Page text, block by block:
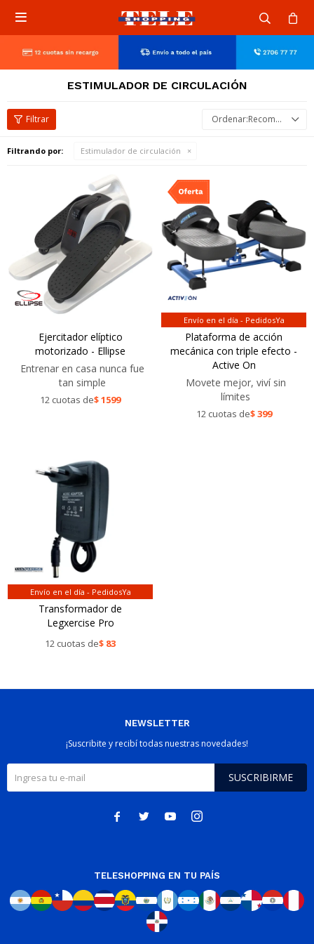

ESTIMULADOR DE CIRCULACIÓN
Recomendados
Filtrando por: Estimulador de circulación
Ejercitador elíptico
motorizado - Ellipse
Entrenar en casa nunca fue
tan simple
12 cuotas de$1599
Envío en el día - PedidosYa
Plataforma de acción
mecánica con triple efecto -
Active On
Movete mejor, viví sin
límites
12 cuotas de$399
Envío en el día - PedidosYa
Transformador de
Legxercise Pro
12 cuotas de$ 83
NEWSLETTER
¡Suscribite y recibí todas nuestras novedades!
SUSCRIBIRME
   
TELESHOPPING EN TU PAÍS